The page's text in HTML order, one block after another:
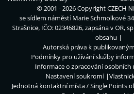
© 2001 - 2026 CopyrightCZECH
se sídlem náměstí Marie Schmolkové
Strašnice, IČO: 02346826, zapsána v OR,
obsahu
Autorská práva k
Podmínky pro užívání služby
Informace o zpracování osobních
Nastavení soukromí
Jednotná kontaktní místa / Single Points